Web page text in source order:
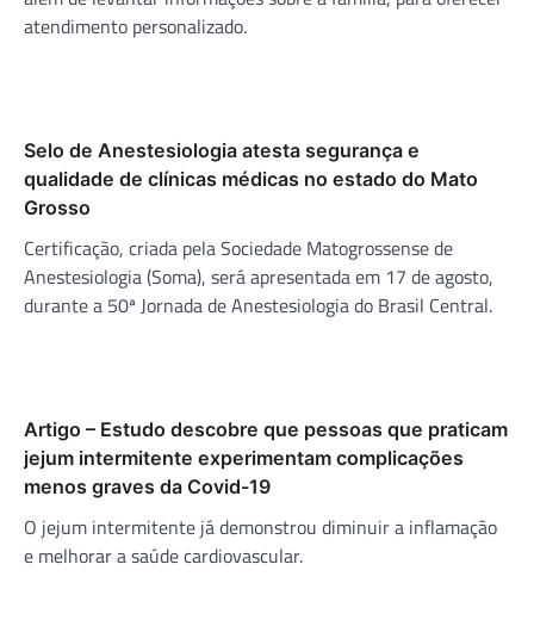
atendimento personalizado.
Selo de Anestesiologia atesta segurança e
qualidade de clínicas médicas no estado do Mato
Grosso
Certificação, criada pela Sociedade Matogrossense de
Anestesiologia (Soma), será apresentada em 17 de agosto,
durante a 50ª Jornada de Anestesiologia do Brasil Central.
Artigo – Estudo descobre que pessoas que praticam
jejum intermitente experimentam complicações
menos graves da Covid-19
O jejum intermitente já demonstrou diminuir a inflamação
e melhorar a saúde cardiovascular.